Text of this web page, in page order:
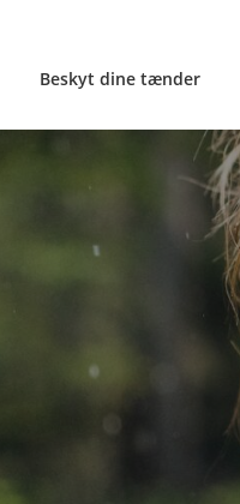
Beskyt dine tænder